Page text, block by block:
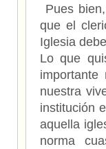
Pues
que el
Iglesia
Lo que
nuestra
institución
aquella
norma